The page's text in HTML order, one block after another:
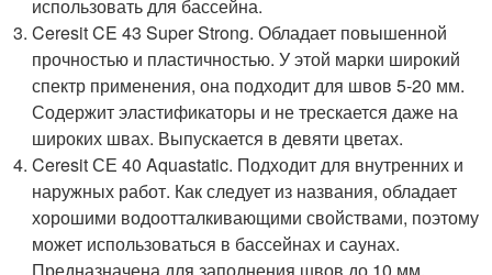
использовать для бассейна.
Ceresit CE 43 Super Strong. Обладает повышенной
прочностью и пластичностью. У этой марки широкий
спектр применения, она подходит для швов 5-20 мм.
Содержит эластификаторы и не трескается даже на
широких швах. Выпускается в девяти цветах.
Ceresit СЕ 40 Aquastatic. Подходит для внутренних и
наружных работ. Как следует из названия, обладает
хорошими водоотталкивающими свойствами, поэтому
может использоваться в бассейнах и саунах.